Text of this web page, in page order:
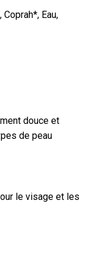
Eau,
douce et
de peau
le visage et les